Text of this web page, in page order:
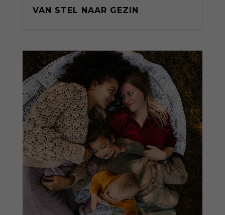
VAN STEL NAAR GEZIN